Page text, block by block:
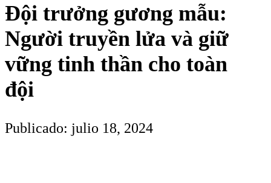
Đội trưởng gương mẫu:
Người truyền lửa và giữ
vững tinh thần cho toàn
đội
Publicado: julio 18, 2024